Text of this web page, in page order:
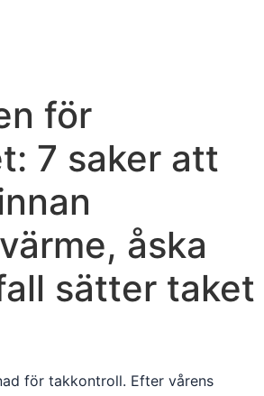
för
7 saker att
åska
sätter taket
för takkontroll. Efter vårens